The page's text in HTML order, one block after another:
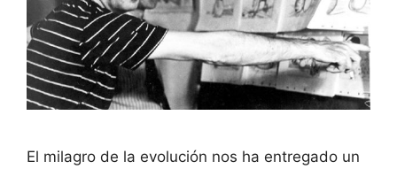
El milagro de la evolución nos ha entregado un